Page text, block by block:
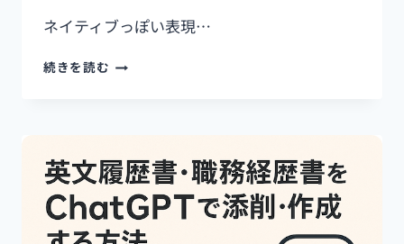
ネイティブっぽい表現…
続きを読む
っ
ぽ
い
表
現